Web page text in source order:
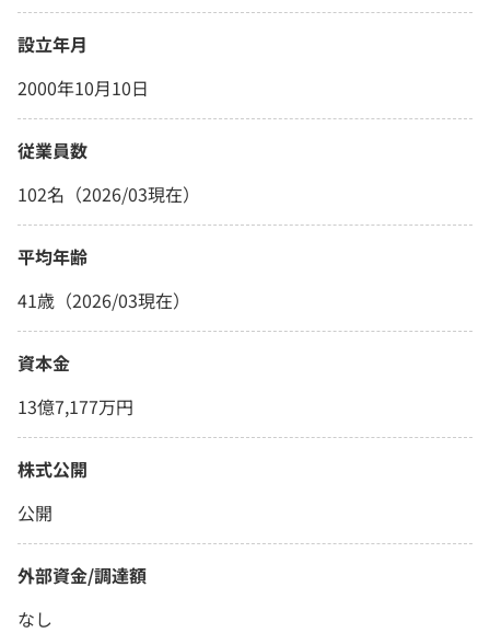
設立年月
2000年10月10日
従業員数
102名（2026/03現在）
平均年齢
41歳（2026/03現在）
資本金
13億7,177万円
株式公開
公開
外部資金/調達額
なし